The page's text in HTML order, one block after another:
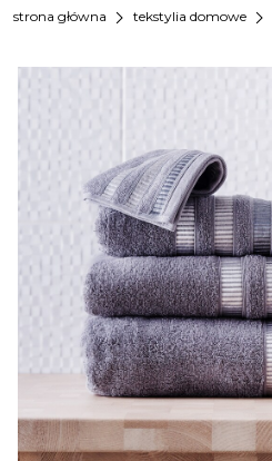
strona główna chevron_right tekstylia domowe chevron_right